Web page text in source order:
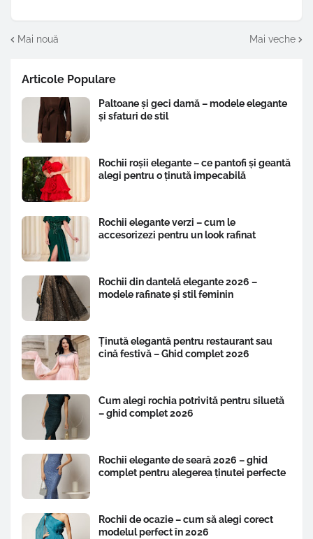
Mai nouă Mai veche
Articole Populare
Paltoane și geci damă – modele elegante
și sfaturi de stil
Rochii roșii elegante – ce pantofi și geantă
alegi pentru o ținută impecabilă
Rochii elegante verzi – cum le
accesorizezi pentru un look rafinat
Rochii din dantelă elegante 2026 –
modele rafinate și stil feminin
Ținută elegantă pentru restaurant sau
cină festivă – Ghid complet 2026
Cum alegi rochia potrivită pentru siluetă
– ghid complet 2026
Rochii elegante de seară 2026 – ghid
complet pentru alegerea ținutei perfecte
Rochii de ocazie – cum să alegi corect
modelul perfect în 2026